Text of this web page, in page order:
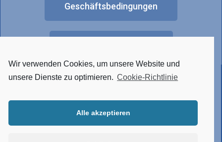
Geschäftsbedingungen
Anderes Lichtdesign
• RGBW
Wir verwenden Cookies, um unsere Website und
unsere Dienste zu optimieren. Cookie-Richtlinie
Alle akzeptieren